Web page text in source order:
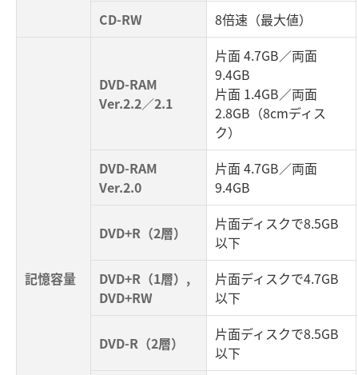
CD-RW
8倍速（最大値）
記憶容量
DVD-RAM
Ver.2.2／2.1
片面 4.7GB／両面
9.4GB
片面 1.4GB／両面
2.8GB（8cmディス
ク）
DVD-RAM
Ver.2.0
片面 4.7GB／両面
9.4GB
DVD+R（2層）
片面ディスクで8.5GB
以下
DVD+R（1層）,
DVD+RW
片面ディスクで4.7GB
以下
DVD-R（2層）
片面ディスクで8.5GB
以下